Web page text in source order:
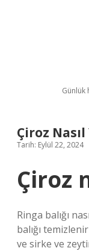
Günlük
Çiroz
Tarih: Eylül 22, 2024
Çiroz
Ringa balığı
balığı
ve sirke ve